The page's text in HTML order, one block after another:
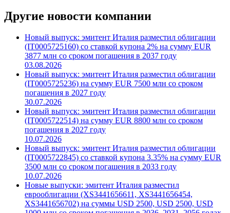
Другие новости компании
Новый выпуск: эмитент Италия разместил облигации
(IT0005725160) со ставкой купона 2% на сумму EUR
3877 млн со сроком погашения в 2037 году
03.08.2026
Новый выпуск: эмитент Италия разместил облигации
(IT0005725236) на сумму EUR 7500 млн со сроком
погашения в 2027 году
30.07.2026
Новый выпуск: эмитент Италия разместил облигации
(IT0005722514) на сумму EUR 8800 млн со сроком
погашения в 2027 году
10.07.2026
Новый выпуск: эмитент Италия разместил облигации
(IT0005722845) со ставкой купона 3.35% на сумму EUR
3500 млн со сроком погашения в 2033 году
10.07.2026
Новые выпуски: эмитент Италия разместил
еврооблигации (XS3441656611, XS3441656454,
XS3441656702) на суммы USD 2500, USD 2500, USD